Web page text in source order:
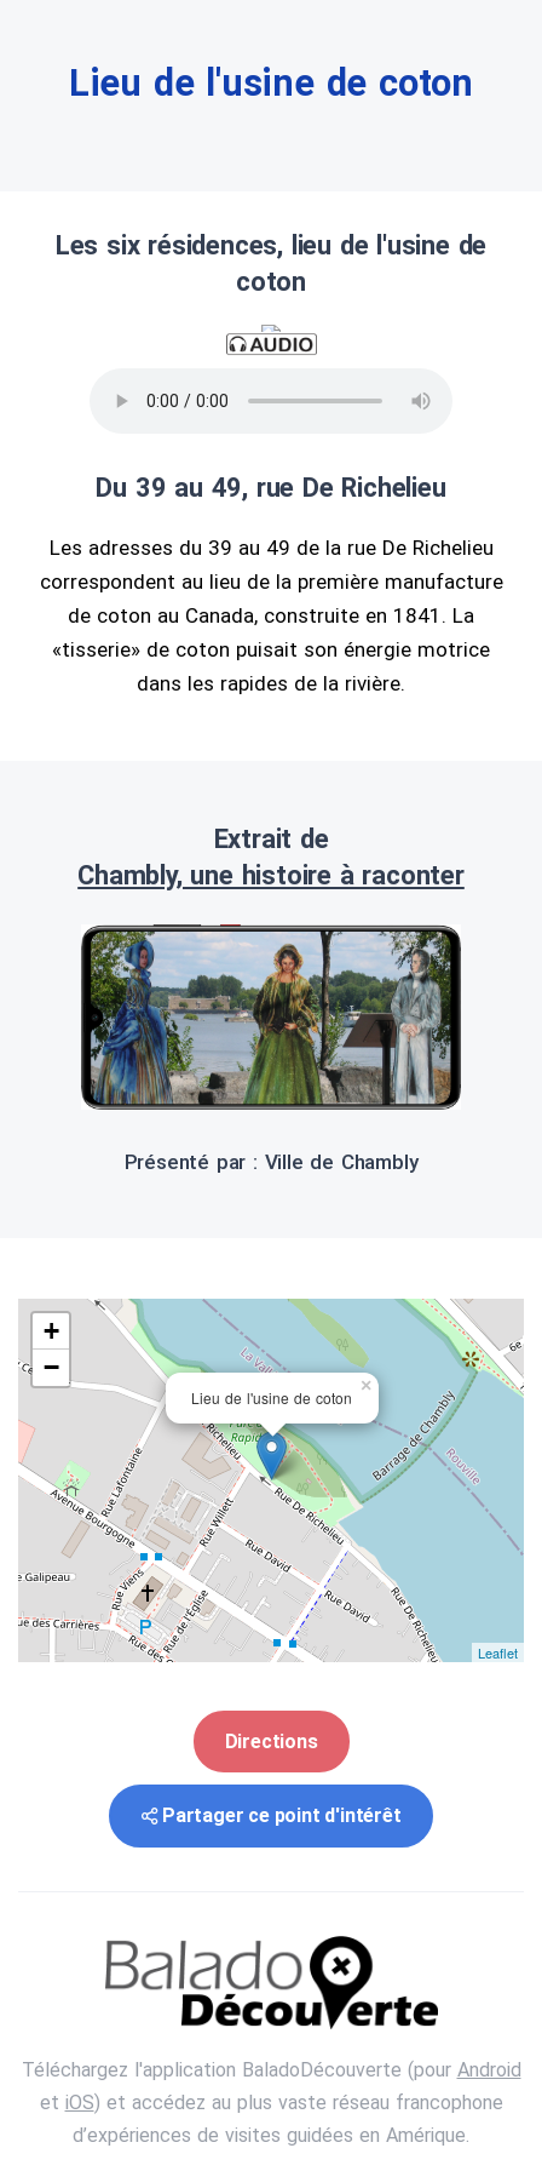
Lieu de l'usine de coton
Les six résidences, lieu de l'usine de
coton
Du 39 au 49, rue De Richelieu
Les adresses du 39 au 49 de la rue De Richelieu
correspondent au lieu de la première manufacture
de coton au Canada, construite en 1841. La
«tisserie» de coton puisait son énergie motrice
dans les rapides de la rivière.
Extrait de
Chambly, une histoire à raconter
Présenté par : Ville de Chambly
Lieu de l'usine de coton
×
+
−
Leaflet
Directions
Partager ce point d'intérêt
Téléchargez l'application BaladoDécouverte (pour Android
et iOS) et accédez au plus vaste réseau francophone
d’expériences de visites guidées en Amérique.